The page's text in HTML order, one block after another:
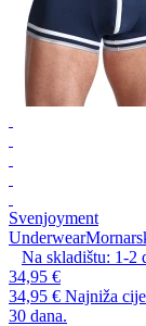
Svenjoyment
Underwear
Na skladištu: 1-2
34,95 €
34,95 € Najniža
30 dana.